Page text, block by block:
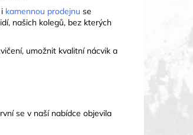
kamennou prodejnu se
našich kolegů, bez kterých
umožnit kvalitní nácvik a
se v naší nabídce objevila